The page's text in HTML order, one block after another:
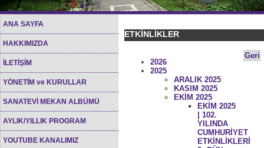
ANA SAYFA
HAKKIMIZDA
İLETİŞİM
YÖNETİM ve KURULLAR
SANATEVİ MEKAN ALBÜMÜ
AYLIK/YILLIK PROGRAM
YOUTUBE KANALIMIZ
ETKİNLİKLER
Geri
2026
2025
ARALIK 2025
KASIM 2025
EKİM 2025
EKİM 2025
| 102.
YILINDA
CUMHURİYET
ETKİNLİKLERİ